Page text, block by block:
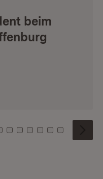
beim
4 5 6
Kachel: 7
Zu Kachel: 8
Zu Kachel: 9
Zu Kachel: 10
Zu Kachel: 11
Zu Kachel: 12
Zu Kachel:
Zu